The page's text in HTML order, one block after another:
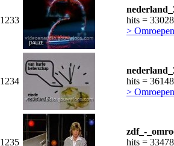
1233
hits = 33028
>
1234
hits = 36148
>
1235
zdf_-
hits = 33478